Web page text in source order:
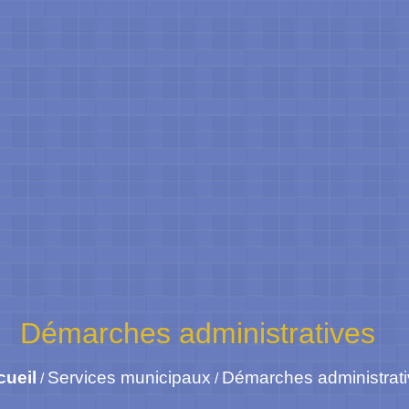
Démarches administratives
/ Services municipaux / Démarches